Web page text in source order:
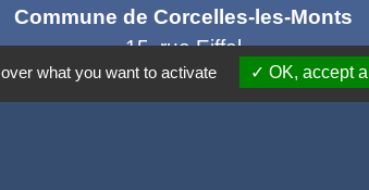
Commune de Corcelles-les-Monts
15, rue Eiffel
21160 Corcelles-les-Monts - FRANCE
+33 3 80 42 93 40
what you want to activate OK, accept all